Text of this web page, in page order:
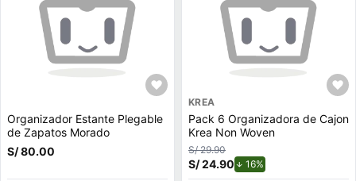
Organizador Estante Plegable
de Zapatos Morado
S/ 80.00
KREA
Pack 6 Organizadora de Cajon
Krea Non Woven
S/ 29.90
S/ 24.90 16%